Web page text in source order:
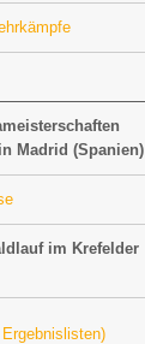
Madrid (Spanien)
im Krefelder